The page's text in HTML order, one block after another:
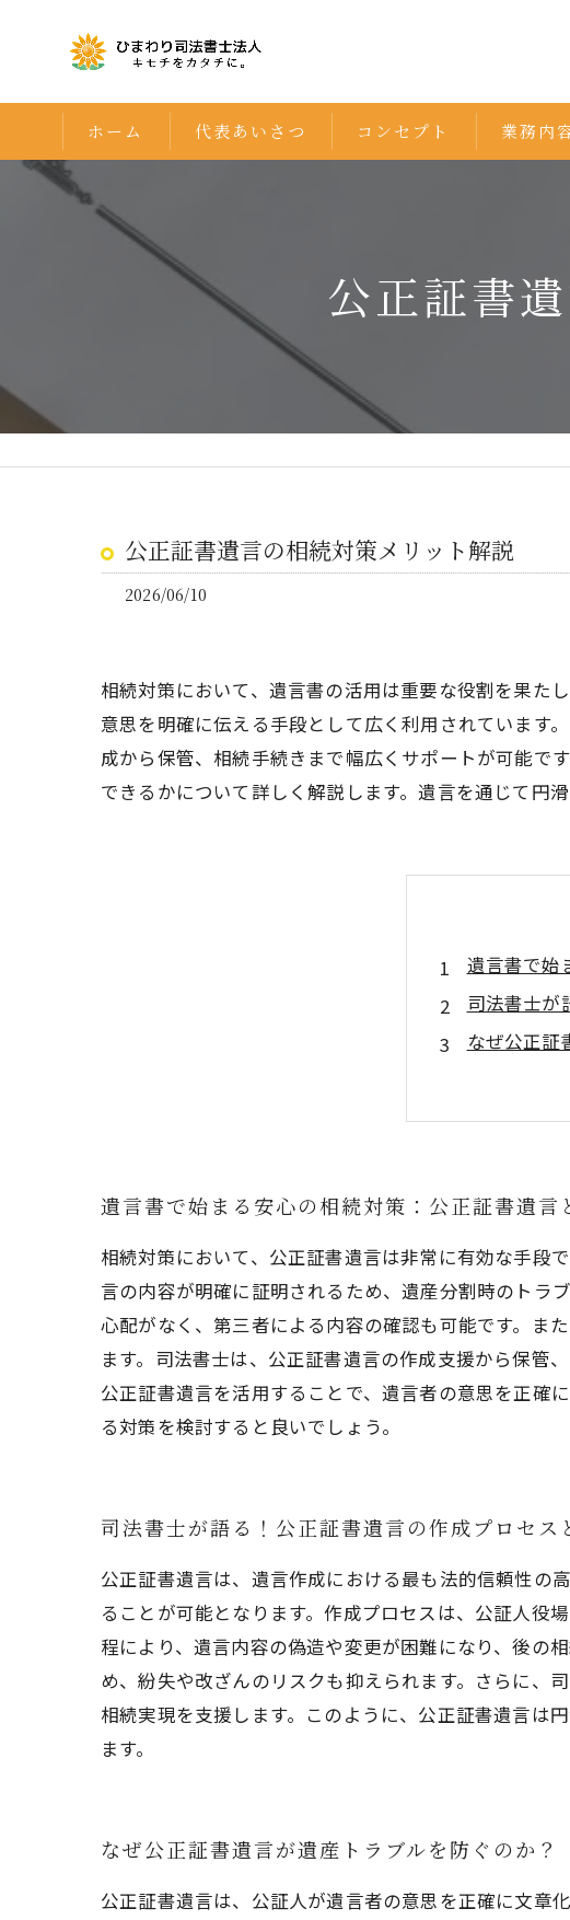
ホーム 代表あいさつ コンセプト 業務内
公正証書
公正証書遺言の相続対策メリット解説
2026/06/10
相続対策において、遺言書の活用は重要な役割を果た
意思を明確に伝える手段として広く利用されています
成から保管、相続手続きまで幅広くサポートが可能で
できるかについて詳しく解説します。遺言を通じて円
遺言書で始
司法書士が
なぜ公正証
遺言者の
司法書士が
遺言書で始まる安心の相続対策：公正証書遺言
相続対策において、公正証書遺言は非常に有効な手段
言の内容が明確に証明されるため、遺産分割時のトラ
心配がなく、第三者による内容の確認も可能です。ま
ます。司法書士は、公正証書遺言の作成支援から保管
公正証書遺言を活用することで、遺言者の意思を正確
る対策を検討すると良いでしょう。
司法書士が語る！公正証書遺言の作成プロセス
公正証書遺言は、遺言作成における最も法的信頼性の
ることが可能となります。作成プロセスは、公証人役
程により、遺言内容の偽造や変更が困難になり、後の
め、紛失や改ざんのリスクも抑えられます。さらに、
相続実現を支援します。このように、公正証書遺言は
ます。
なぜ公正証書遺言が遺産トラブルを防ぐのか？
公正証書遺言は、公証人が遺言者の意思を正確に文章